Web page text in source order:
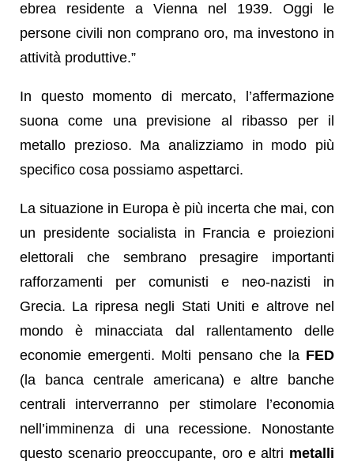
ebrea residente a Vienna nel 1939. Oggi le
persone civili non comprano oro, ma investono in
attività produttive.”
In questo momento di mercato, l’affermazione
suona come una previsione al ribasso per il
metallo prezioso. Ma analizziamo in modo più
specifico cosa possiamo aspettarci.
La situazione in Europa è più incerta che mai, con
un presidente socialista in Francia e proiezioni
elettorali che sembrano presagire importanti
rafforzamenti per comunisti e neo-nazisti in
Grecia. La ripresa negli Stati Uniti e altrove nel
mondo è minacciata dal rallentamento delle
economie emergenti. Molti pensano che la FED
(la banca centrale americana) e altre banche
centrali interverranno per stimolare l’economia
nell’imminenza di una recessione. Nonostante
questo scenario preoccupante, oro e altri metalli